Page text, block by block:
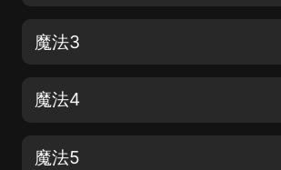
魔法3
魔法4
魔法5